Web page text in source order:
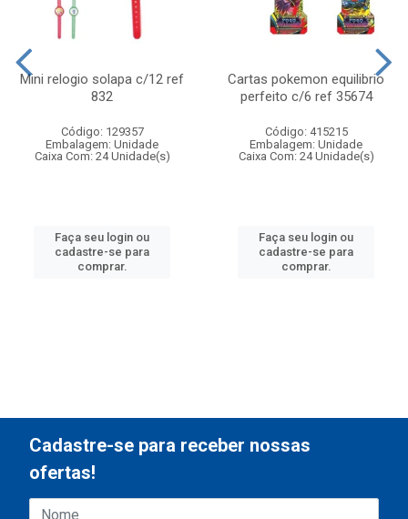
Mini relogio solapa c/12 ref
832
Código: 129357
Embalagem: Unidade
Caixa Com: 24 Unidade(s)
Faça seu login ou
cadastre-se para
comprar.
Cartas pokemon equilibrio
perfeito c/6 ref 35674
Código: 415215
Embalagem: Unidade
Caixa Com: 24 Unidade(s)
Faça seu login ou
cadastre-se para
comprar.
Cadastre-se para receber nossas
ofertas!